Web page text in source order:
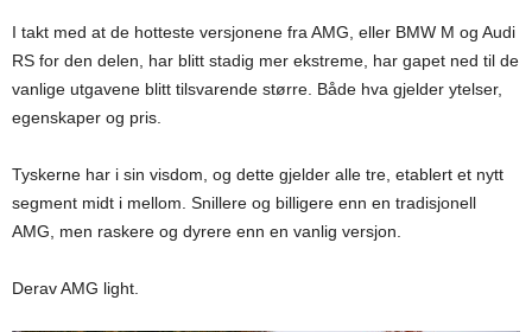
I takt med at de hotteste versjonene fra AMG, eller BMW M og Audi
RS for den delen, har blitt stadig mer ekstreme, har gapet ned til de
vanlige utgavene blitt tilsvarende større. Både hva gjelder ytelser,
egenskaper og pris.
Tyskerne har i sin visdom, og dette gjelder alle tre, etablert et nytt
segment midt i mellom. Snillere og billigere enn en tradisjonell
AMG, men raskere og dyrere enn en vanlig versjon.
Derav AMG light.